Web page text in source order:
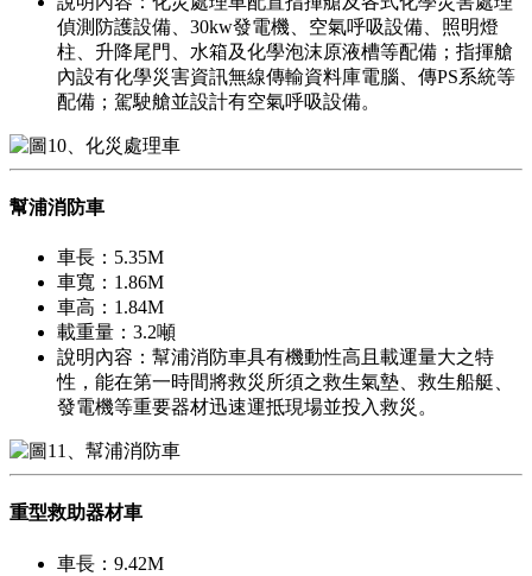
偵測防護設備、30kw發電機、空氣呼吸設備、照明燈
柱、升降尾門、水箱及化學泡沫原液槽等配備；指揮艙
內設有化學災害資訊無線傳輸資料庫電腦、傳PS系統等
配備；駕駛艙並設計有空氣呼吸設備。
幫浦消防車
車長：5.35M
車寬：1.86M
車高：1.84M
載重量：3.2噸
說明內容：幫浦消防車具有機動性高且載運量大之特
性，能在第一時間將救災所須之救生氣墊、救生船艇、
發電機等重要器材迅速運抵現場並投入救災。
重型救助器材車
車長：9.42M